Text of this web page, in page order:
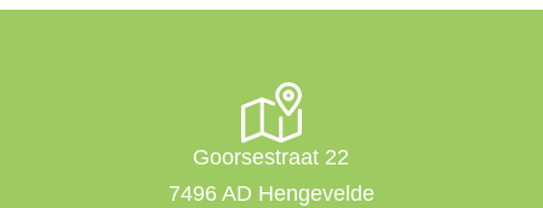
Goorsestraat 22
7496 AD Hengevelde